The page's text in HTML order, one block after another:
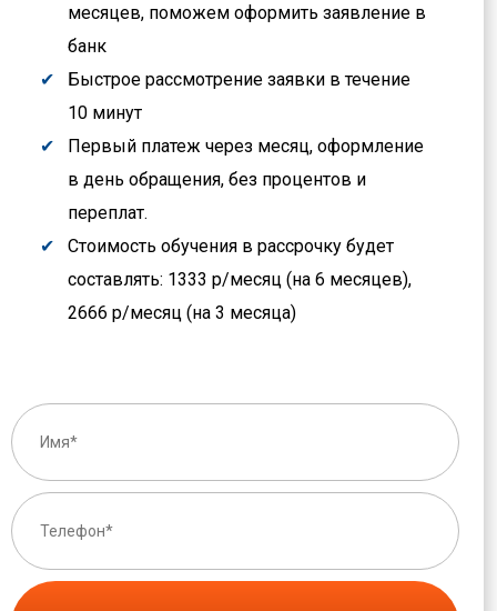
месяцев, поможем оформить заявление в
банк
Быстрое рассмотрение заявки в течение
10 минут
Первый платеж через месяц, оформление
в день обращения, без процентов и
переплат.
Стоимость обучения в рассрочку будет
составлять: 1333 р/месяц (на 6 месяцев),
2666 р/месяц (на 3 месяца)